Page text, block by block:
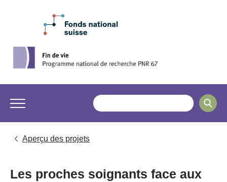
Aperçu des projets
Les proches soignants face aux